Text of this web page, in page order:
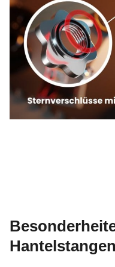
Hantelstangen